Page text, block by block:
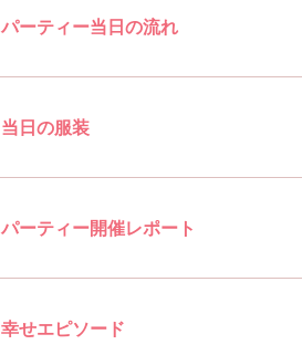
パーティー当日の流れ
当日の服装
パーティー開催レポート
幸せエピソード